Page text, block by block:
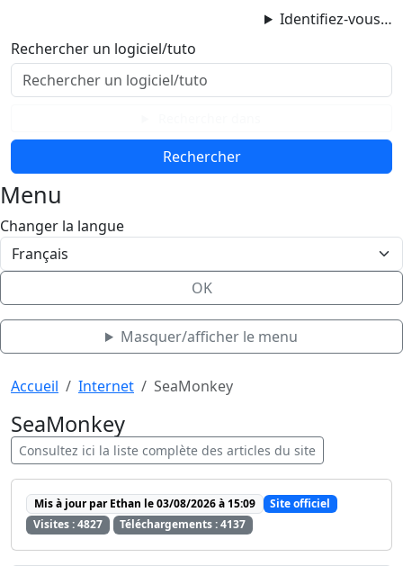
Identifiez-vous…
Contenu principal
Menu
Bas de page
Rechercher un logiciel/tuto
Menu
Changer la langue
OK
Masquer/afficher le menu
Aller au contenu principal
Accueil Internet SeaMonkey
SeaMonkey
Consultez ici la liste complète des articles du site
Mis à jour par Ethan le 03/08/2026 à 15:09
Site officiel
Visites : 4827
Téléchargements : 4137